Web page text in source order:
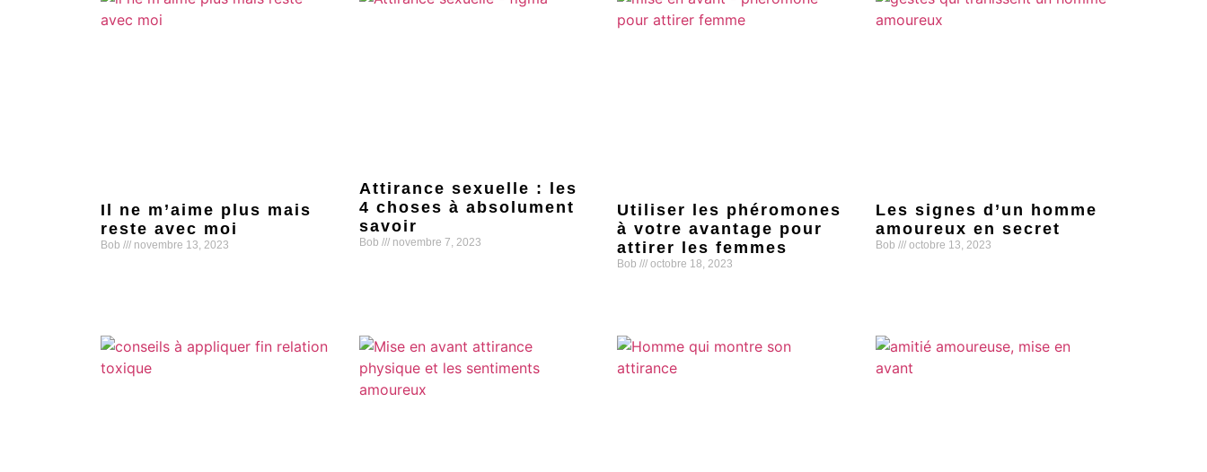
Il ne m’aime plus mais
reste avec moi
Bob novembre 13, 2023
Attirance sexuelle : les
4 choses à absolument
savoir
Bob novembre 7, 2023
Utiliser les phéromones
à votre avantage pour
attirer les femmes
Bob octobre 18, 2023
Les signes d’un homme
amoureux en secret
Bob octobre 13, 2023